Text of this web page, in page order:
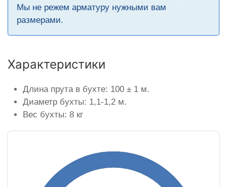
Мы не режем арматуру нужными вам
размерами.
Характеристики
Длина прута в бухте: 100 ± 1 м.
Диаметр бухты: 1,1-1,2 м.
Вес бухты: 8 кг